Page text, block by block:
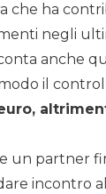
che ha
negli
anche
il
un partner
incontro